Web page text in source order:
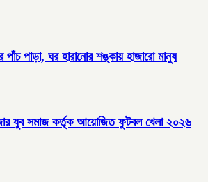
পাঁচ পাড়া, ঘর হারানোর শঙ্কায় হাজারো মানুষ
যুব সমাজ কর্তৃক আয়োজিত ফুটবল খেলা ২০২৬